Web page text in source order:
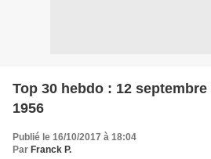
Top 30 hebdo : 12
1956
Publié le 16/10/2017 à 18:04
Par Franck P.